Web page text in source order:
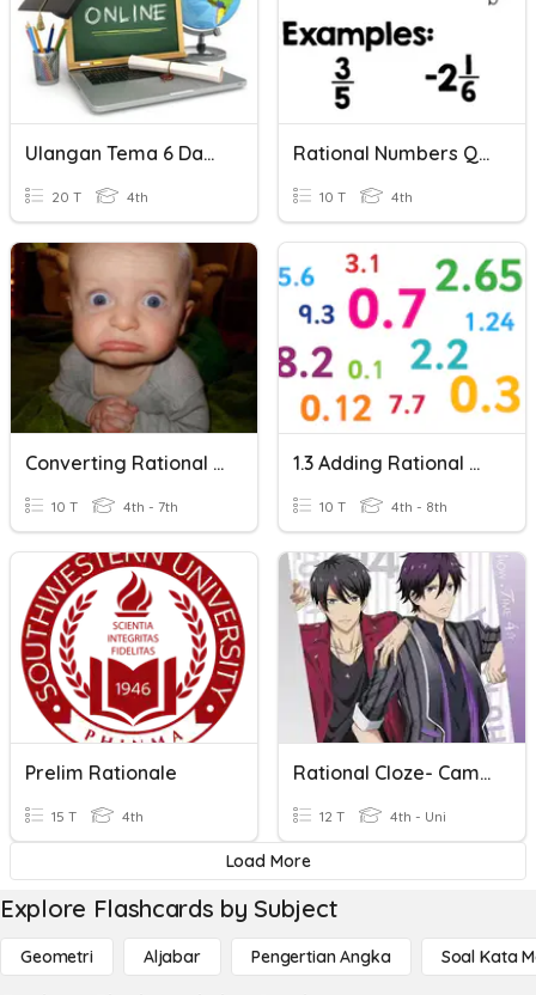
Ulangan Tema 6 Dan 7 Kelas 4
20 T 4th
Rational Numbers Quiz
10 T 4th
Converting Rational Number Forms
10 T 4th - 7th
1.3 Adding Rational Numbers (Decimals)
10 T 4th - 8th
Prelim Rationale
15 T 4th
Rational Cloze- Camping Trip
12 T 4th - Uni
Load More
Explore Flashcards by Subject
Geometri Aljabar Pengertian Angka Soal Kata